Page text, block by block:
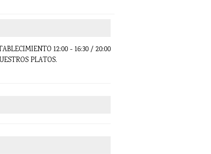
12:00 - 16:30 / 20:00
PLATOS.